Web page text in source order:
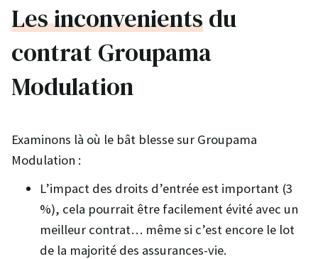
Les inconvenientsdu
contrat Groupama
Modulation
Examinons là où le bât blesse sur Groupama
Modulation :
L’impact des droits d’entrée est important (3
%), cela pourrait être facilement évité avec un
meilleur contrat… même si c’est encore le lot
de la majorité des assurances-vie.